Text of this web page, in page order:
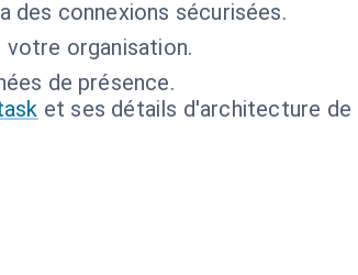
des connexions sécurisées.
organisation.
de présence.
et ses détails d'architecture de